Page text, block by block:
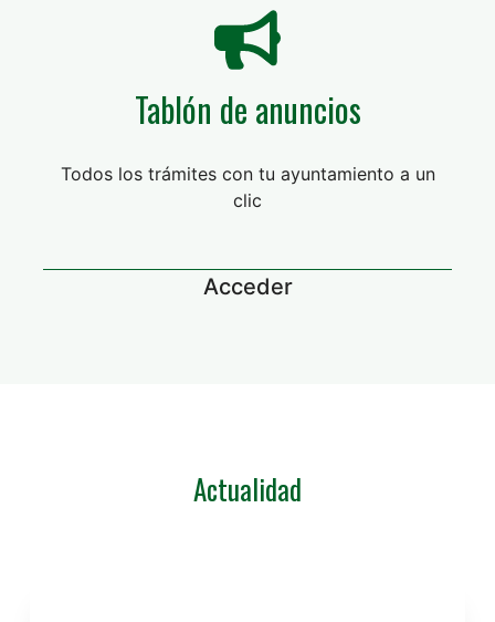
Tablón de anuncios
Todos los trámites con tu ayuntamiento a un
clic
Acceder
Actualidad